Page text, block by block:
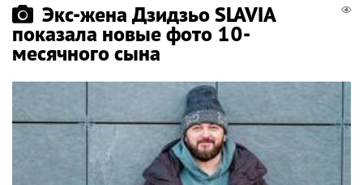
Экс-жена Дзидзьо SLAVIA
показала новые фото 10-
месячного сына